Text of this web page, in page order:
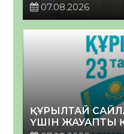
07.08.2026
ҚҰРЫЛТАЙ
ҮШІН ЖАУАПТЫ